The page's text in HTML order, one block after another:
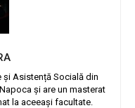
Asistență Socială din
și are un masterat
la aceeași facultate.